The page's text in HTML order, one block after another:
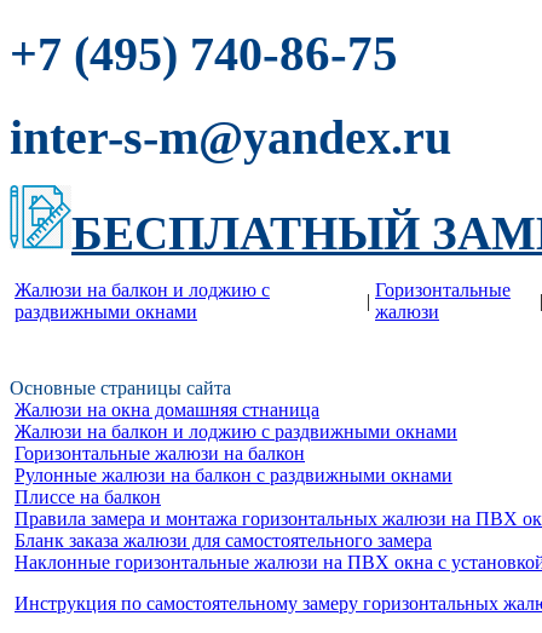
+7 (495) 740-86-75
inter-s-m@yandex.ru
БЕСПЛАТНЫЙ
Жалюзи на балкон и лоджию c
раздвижными окнами
|
Горизонтальные
жалюзи
|
Основные страницы сайта
Жалюзи на окна домашняя стнаница
Жалюзи на балкон и лоджию c раздвижными окнами
Горизонтальные жалюзи на балкон
Рулонные жалюзи на балкон с раздвижными окнами
Плиссе на балкон
Правила замера и монтажа горизонтальных жалюзи на ПВХ
Бланк заказа жалюзи для самостоятельного замера
Наклонные горизонтальные жалюзи на ПВХ окна с
Инструкция по самостоятельному замеру горизонтальных